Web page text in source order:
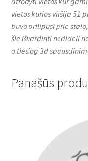
vietos kurios viršija 51
buvo prilipusi prie
šie išvardinti nedideli
o tiesiog 3d
Panašūs